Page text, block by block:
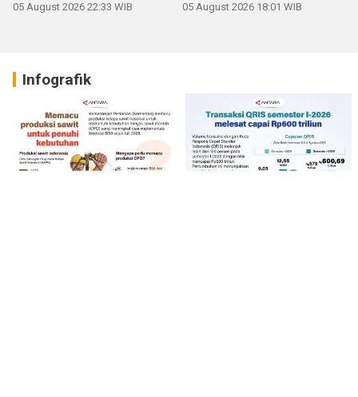
05 August 2026 22:33 WIB 05 August 2026 18:01 WIB
Infografik